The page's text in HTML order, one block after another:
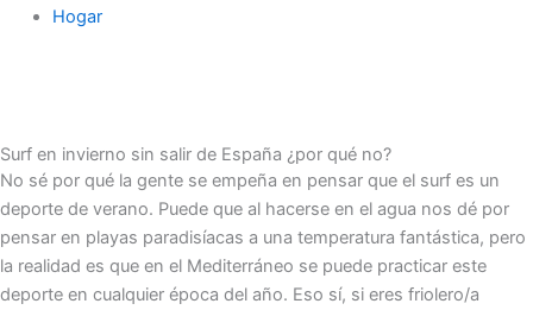
Hogar
Surf en invierno sin salir de España ¿por qué no?
No sé por qué la gente se empeña en pensar que el surf es un
deporte de verano. Puede que al hacerse en el agua nos dé por
pensar en playas paradisíacas a una temperatura fantástica, pero
la realidad es que en el Mediterráneo se puede practicar este
deporte en cualquier época del año. Eso sí, si eres friolero/a